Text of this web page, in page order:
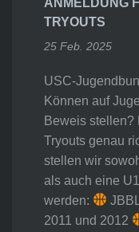
TRYOUTS
25 Feb. 2025
USC-
Können auf
Beweis stellen?
Tryouts genau
stellen wir
als auch eine
werden:
2011 und 2012